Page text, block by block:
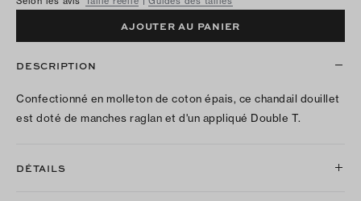
AJOUTER AU PANIER
DESCRIPTION
Confectionné en molleton de coton épais, ce chandail douillet
est doté de manches raglan et d'un appliqué Double T.
DÉTAILS